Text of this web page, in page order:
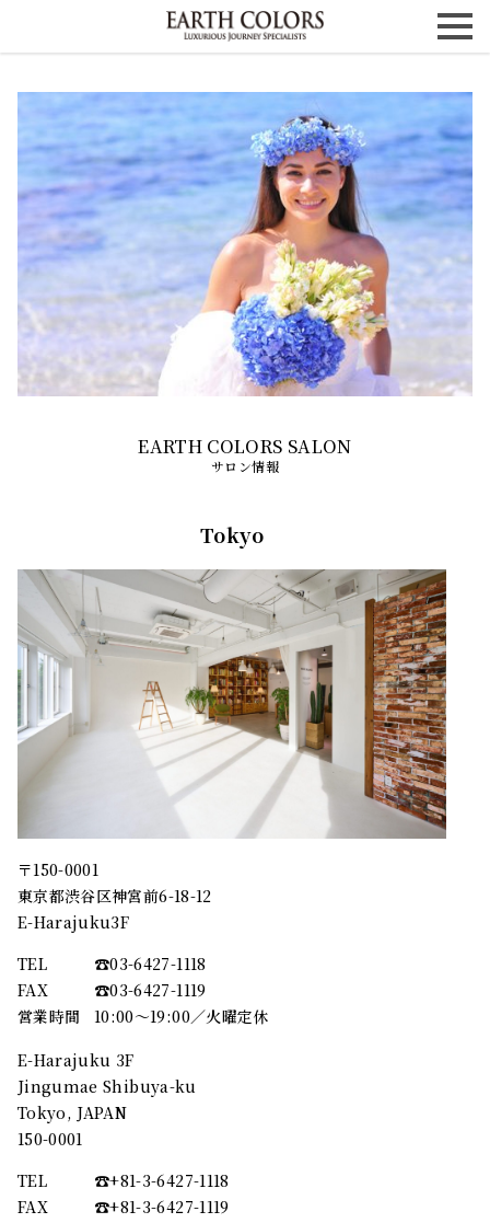
サロン情報
Tokyo
〒150-0001
東京都渋谷区神宮前6-18-12
E-Harajuku3F
TEL
☎︎03-6427-1118
FAX
☎︎03-6427-1119
営業時間
10:00～19:00／火曜定休
E-Harajuku 3F
Jingumae Shibuya-ku
Tokyo, JAPAN
150-0001
TEL
☎︎+81-3-6427-1118
FAX
☎︎+81-3-6427-1119